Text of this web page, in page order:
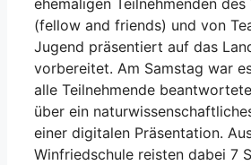
ehemaligen Teilnehmenden
(fellow and friends) und von
Jugend präsentiert auf das
vorbereitet. Am Samstag war
alle Teilnehmende
über ein
einer digitalen Präsentation.
Winfriedschule reisten dabei 7